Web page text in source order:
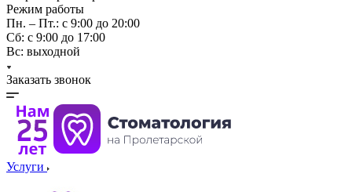
Режим работы
Пн. – Пт.: с 9:00 до 20:00
Cб: с 9:00 до 17:00
Вс: выходной
Заказать звонок
Услуги